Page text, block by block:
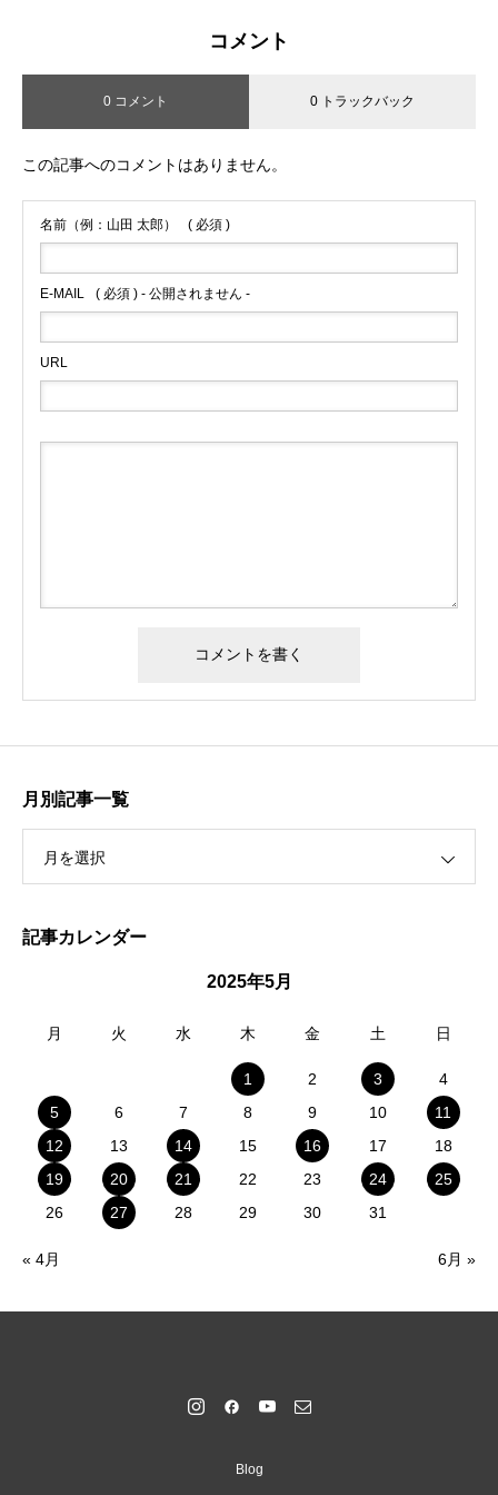
コメント
0 コメント 0 トラックバック
この記事へのコメントはありません。
名前（例：山田 太郎） ( 必須 )
E-MAIL ( 必須 ) - 公開されません -
URL
月別記事一覧
月を選択
記事カレンダー
2025年5月
月 火 水 木 金 土 日
1 2 3
4
5
6 7 8 9 10
11
12
13 14 15 16 17
18
19
20 21 22 23 24
25
26
27 28 29 30 31
« 4月 6月 »
Blog